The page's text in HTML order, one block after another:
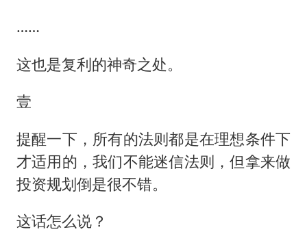
……
这也是复利的神奇之处。
壹
提醒一下，所有的法则都是在理想条件下
才适用的，我们不能迷信法则，但拿来做
投资规划倒是很不错。
这话怎么说？